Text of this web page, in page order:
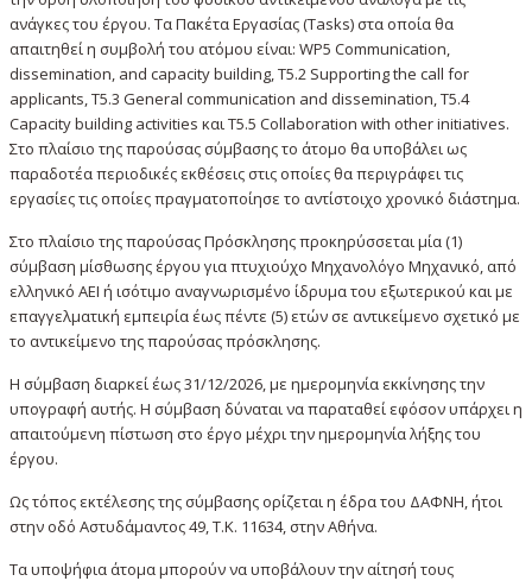
ανάγκες του έργου. Τα Πακέτα Εργασίας (Tasks) στα οποία θα
απαιτηθεί η συμβολή του ατόμου είναι: WP5 Communication,
dissemination, and capacity building, T5.2 Supporting the call for
applicants, T5.3 General communication and dissemination, T5.4
Capacity building activities και T5.5 Collaboration with other initiatives.
Στο πλαίσιο της παρούσας σύμβασης το άτομο θα υποβάλει ως
παραδοτέα περιοδικές εκθέσεις στις οποίες θα περιγράφει τις
εργασίες τις οποίες πραγματοποίησε το αντίστοιχο χρονικό διάστημα.
Στο πλαίσιο της παρούσας Πρόσκλησης προκηρύσσεται μία (1)
σύμβαση μίσθωσης έργου για πτυχιούχο Μηχανολόγο Μηχανικό, από
ελληνικό ΑΕΙ ή ισότιμο αναγνωρισμένο ίδρυμα του εξωτερικού και με
επαγγελματική εμπειρία έως πέντε (5) ετών σε αντικείμενο σχετικό με
το αντικείμενο της παρούσας πρόσκλησης.
Η σύμβαση διαρκεί έως 31/12/2026, με ημερομηνία εκκίνησης την
υπογραφή αυτής. Η σύμβαση δύναται να παραταθεί εφόσον υπάρχει η
απαιτούμενη πίστωση στο έργο μέχρι την ημερομηνία λήξης του
έργου.
Ως τόπος εκτέλεσης της σύμβασης ορίζεται η έδρα του ΔΑΦΝΗ, ήτοι
στην οδό Αστυδάμαντος 49, Τ.Κ. 11634, στην Αθήνα.
Τα υποψήφια άτομα μπορούν να υποβάλουν την αίτησή τους